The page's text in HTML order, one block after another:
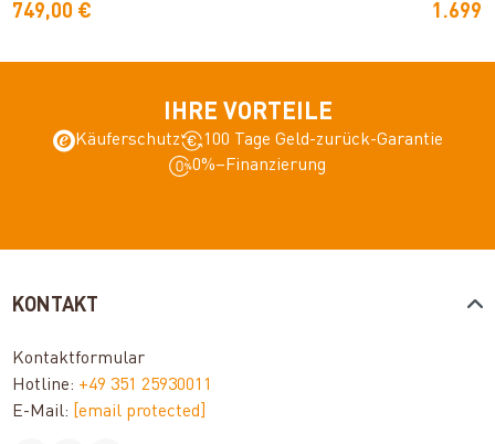
749,00 €
IHRE VORTEILE
Käuferschutz
100 Tage Geld-zurück-Garantie
0%–Finanzierung
KONTAKT
Kontaktformular
Hotline: +49 351 25930011
E-Mail: [email protected]